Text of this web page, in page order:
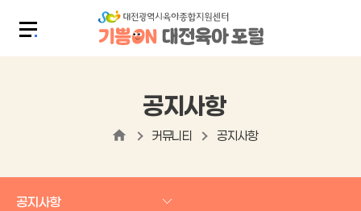
공지사항
커뮤니티 공지사항
공지사항